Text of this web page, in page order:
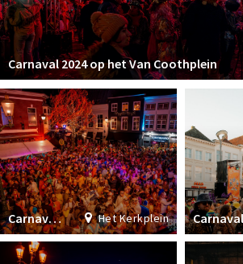
Carnaval 2024 op het Van Coothplein
Het Kerkplein
Carnaval 2024 op het Kerkplein